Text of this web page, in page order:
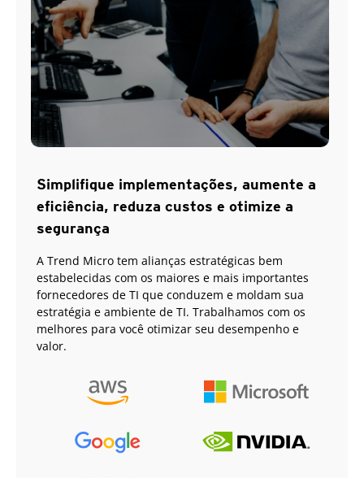
Simplifique implementações, aumente a
eficiência, reduza custos e otimize a
segurança
A Trend Micro tem alianças estratégicas bem
estabelecidas com os maiores e mais importantes
fornecedores de TI que conduzem e moldam sua
estratégia e ambiente de TI. Trabalhamos com os
melhores para você otimizar seu desempenho e
valor.